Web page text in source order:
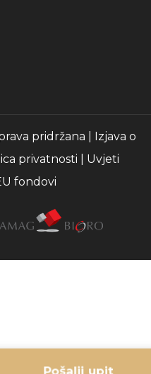
pridržana | Izjava o
privatnosti
Uvjeti
fondovi
Pošalji upit